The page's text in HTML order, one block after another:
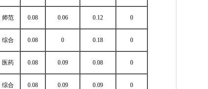
师范 0.08 0.06 0.12 0
综合 0.08 0 0.18 0
医药 0.08 0.09 0.08 0
综合 0.08 0.09 0.09 0